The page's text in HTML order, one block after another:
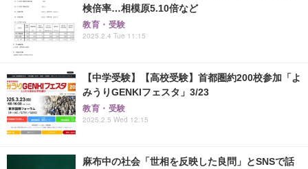
検倍率…相模原5.10倍など
教育・受験
2025.2.4 Tue 11:15
【中学受験】【高校受験】首都圏約200校参加「よ
みうりGENKIフェスタ」3/23
教育・受験
2025.2.5 Wed 12:15
麻布中の社会「世相を反映した良問」とSNSで話